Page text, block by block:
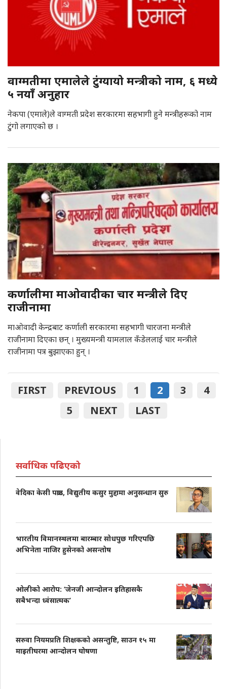
वाग्मतीमा एमालेले टुंग्यायो मन्त्रीको नाम, ६ मध्ये
५ नयाँ अनुहार
नेकपा (एमाले)ले वाग्मती प्रदेश सरकारमा सहभागी हुने मन्त्रीहरूको नाम
टुंगो लगाएको छ ।
कर्णालीमा माओवादीका चार मन्त्रीले दिए
राजीनामा
माओवादी केन्द्रबाट कर्णाली सरकारमा सहभागी चारजना मन्त्रीले
राजीनामा दिएका छन् । मुख्यमन्त्री यामलाल कँडेललाई चार मन्त्रीले
राजीनामा पत्र बुझाएका हुन् ।
FIRST PREVIOUS 1 2 3
4
5
NEXT LAST
सर्वाधिक पढिएको
वेदिका केसी पक्राउ, विद्युतीय कसुर मुद्दामा अनुसन्धान सुरु
भारतीय विमानस्थलमा बारम्बार सोधपुछ गरिएपछि
अभिनेता नाजिर हुसेनको असन्तोष
ओलीको आरोप: ‘जेनजी आन्दोलन इतिहासकै
सबैभन्दा ध्वंसात्मक’
सरुवा नियमप्रति शिक्षकको असन्तुष्टि, साउन १५ मा
माइतीघरमा आन्दोलन घोषणा